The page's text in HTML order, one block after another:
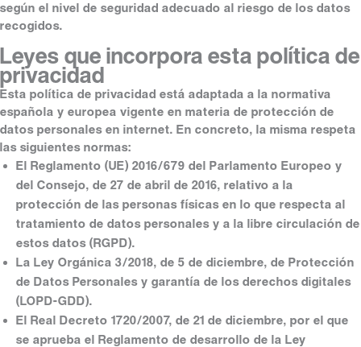
según el nivel de seguridad adecuado al riesgo de los datos
recogidos.
Leyes que incorpora esta política de
privacidad
Esta política de privacidad está adaptada a la normativa
española y europea vigente en materia de protección de
datos personales en internet. En concreto, la misma respeta
las siguientes normas:
El Reglamento (UE) 2016/679 del Parlamento Europeo y
del Consejo, de 27 de abril de 2016, relativo a la
protección de las personas físicas en lo que respecta al
tratamiento de datos personales y a la libre circulación de
estos datos (RGPD).
La Ley Orgánica 3/2018, de 5 de diciembre, de Protección
de Datos Personales y garantía de los derechos digitales
(LOPD-GDD).
El Real Decreto 1720/2007, de 21 de diciembre, por el que
se aprueba el Reglamento de desarrollo de la Ley